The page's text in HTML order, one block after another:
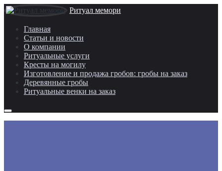
Ритуал мемори
Главная
Статьи и новости
О компании
Ритуальные услуги
Кресты на могилу
Изготовление и продажа гробов: гробы на заказ
Деревянные гробы
Ритуальные венки на заказ